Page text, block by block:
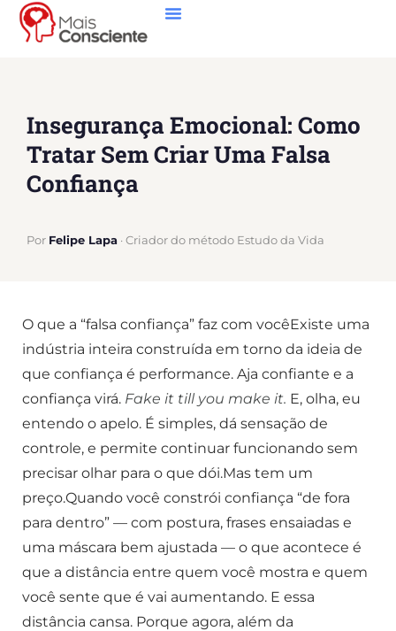
Insegurança Emocional: Como
Tratar Sem Criar Uma Falsa
Confiança
Por Felipe Lapa · Criador do método Estudo da Vida
O que a “falsa confiança” faz com vocêExiste uma
indústria inteira construída em torno da ideia de
que confiança é performance. Aja confiante e a
confiança virá. Fake it till you make it. E, olha, eu
entendo o apelo. É simples, dá sensação de
controle, e permite continuar funcionando sem
precisar olhar para o que dói.Mas tem um
preço.Quando você constrói confiança “de fora
para dentro” — com postura, frases ensaiadas e
uma máscara bem ajustada — o que acontece é
que a distância entre quem você mostra e quem
você sente que é vai aumentando. E essa
distância cansa. Porque agora, além da